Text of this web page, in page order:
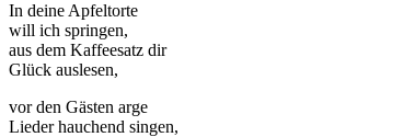
In deine Apfeltorte
will ich springen,
aus dem Kaffeesatz dir
Glück auslesen,
vor den Gästen arge
Lieder hauchend singen,